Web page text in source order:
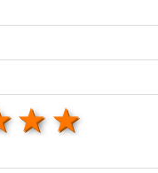
4 stars
3 stars
stars